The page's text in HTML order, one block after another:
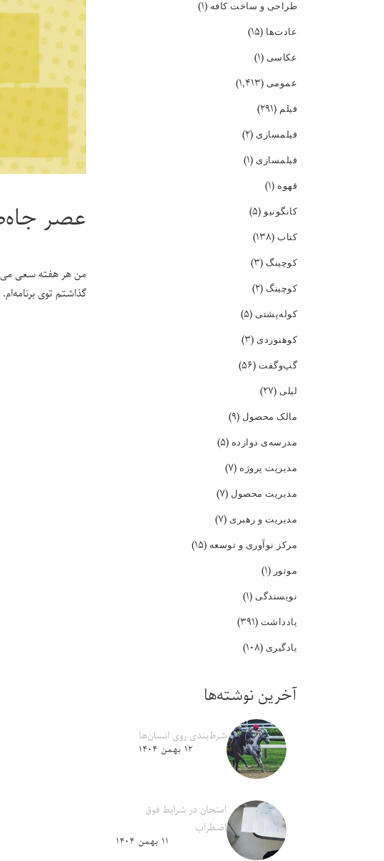
عصر
من هر هفته سعی
گذاشتم توی
طراحی و ساخت کافه (۱)
عادت‌ها (۱۵)
عکاسی (۱)
عمومی (۱,۴۱۳)
فیلم (۲۹۱)
فیلمسازی (۲)
فیلمسازی (۱)
قهوه (۱)
کانگونیو(۵)
کتاب (۱۳۸)
کوچینگ (۳)
کوچینگ (۲)
کوله‌پشتی (۵)
کوهنوردی (۳)
گپ‌و‌گفت (۵۶)
لیلی (۲۷)
مالک محصول (۹)
مدرسه‌ی دوازده (۵)
مدیریت پروژه (۷)
مدیریت محصول (۷)
مدیریت و رهبری (۷)
مرکز نوآوری و توسعه (۱۵)
موتور(۱)
نویسندگی (۱)
یادداشت (۳۹۱)
یادگیری (۱۰۸)
آخرین نوشته‌ها
شرط‌بندی روی انسان‌ها
۱۲ بهمن ۱۴۰۴
امتحان در شرایط فوق
اضطراب
۱۱ بهمن ۱۴۰۴